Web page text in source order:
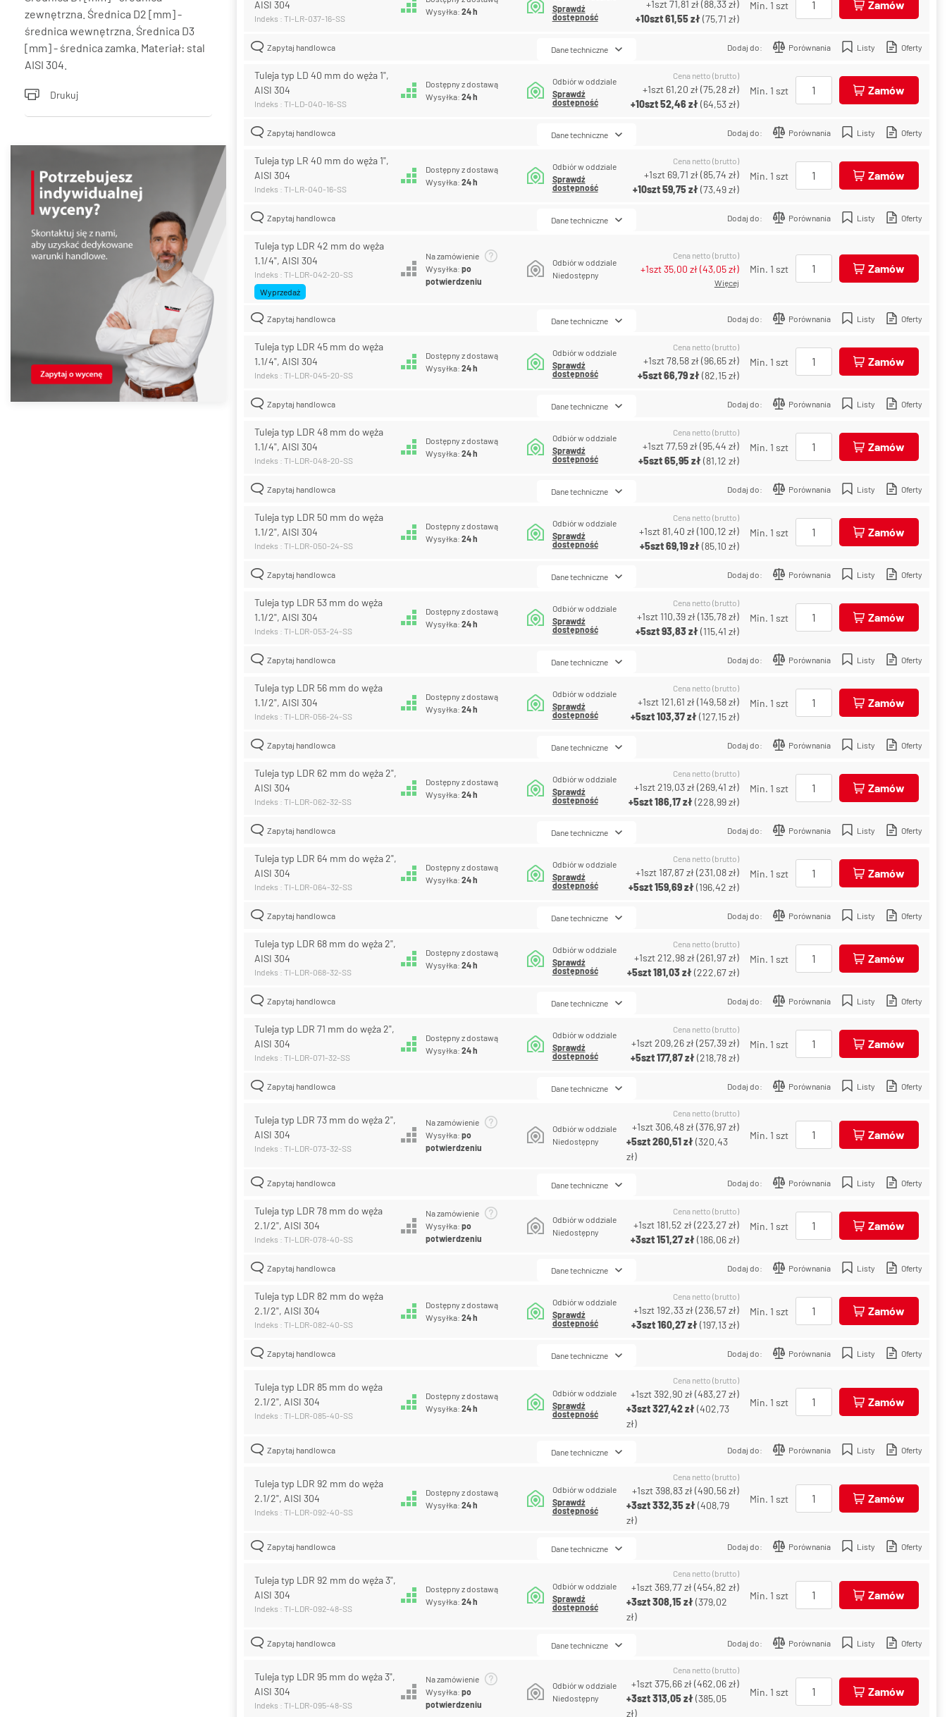
zewnętrzna. Średnica D2 [mm] -
średnica wewnętrzna. Średnica D3
[mm] - średnica zamka. Materiał: stal
AISI 304.
Drukuj
AISI 304
Indeks : TI-LR-037-16-SS
Wysyłka:24 h
Sprawdź
dostępność
+1szt71,81 zł(88,33 zł)
+10szt61,55 zł(75,71 zł)
Min. 1 szt Zamów
Zapytaj handlowca Dodaj do: Porównania Listy Oferty
Dane techniczne
Tuleja typ LD 40 mm do węża 1",
AISI 304
Indeks : TI-LD-040-16-SS
Dostępny z dostawą
Wysyłka:24 h
Odbiór w oddziale
Sprawdź
dostępność
Cena netto (brutto)
+1szt 61,20 zł(75,28 zł)
+10szt52,46 zł(64,53 zł)
Min. 1 szt Zamów
Zapytaj handlowca Dodaj do: Porównania Listy Oferty
Dane techniczne
Tuleja typ LR 40 mm do węża 1",
AISI 304
Indeks : TI-LR-040-16-SS
Dostępny z dostawą
Wysyłka:24 h
Odbiór w oddziale
Sprawdź
dostępność
Cena netto (brutto)
+1szt 69,71 zł(85,74 zł)
+10szt59,75 zł(73,49 zł)
Min. 1 szt Zamów
Zapytaj handlowca Dodaj do: Porównania Listy Oferty
Dane techniczne
Tuleja typ LDR 42 mm do węża
1.1/4", AISI 304
Indeks : TI-LDR-042-20-SS
Wyprzedaż
Na zamówienie
Wysyłka:po
potwierdzeniu
Odbiór w oddziale
Niedostępny
Cena netto (brutto)
+1szt35,00 zł(43,05 zł)
Więcej
Min. 1 szt Zamów
Zapytaj handlowca Dodaj do: Porównania Listy Oferty
Dane techniczne
Tuleja typ LDR 45 mm do węża
1.1/4", AISI 304
Indeks : TI-LDR-045-20-SS
Dostępny z dostawą
Wysyłka:24 h
Odbiór w oddziale
Sprawdź
dostępność
Cena netto (brutto)
+1szt78,58 zł(96,65 zł)
+5szt66,79 zł(82,15 zł)
Min. 1 szt Zamów
Zapytaj handlowca Dodaj do: Porównania Listy Oferty
Dane techniczne
Tuleja typ LDR 48 mm do węża
1.1/4", AISI 304
Indeks : TI-LDR-048-20-SS
Dostępny z dostawą
Wysyłka:24 h
Odbiór w oddziale
Sprawdź
dostępność
Cena netto (brutto)
+1szt77,59 zł(95,44 zł)
+5szt65,95 zł(81,12 zł)
Min. 1 szt Zamów
Zapytaj handlowca Dodaj do: Porównania Listy Oferty
Dane techniczne
Tuleja typ LDR 50 mm do węża
1.1/2", AISI 304
Indeks : TI-LDR-050-24-SS
Dostępny z dostawą
Wysyłka:24 h
Odbiór w oddziale
Sprawdź
dostępność
Cena netto (brutto)
+1szt 81,40 zł(100,12 zł)
+5szt69,19 zł(85,10 zł)
Min. 1 szt Zamów
Zapytaj handlowca Dodaj do: Porównania Listy Oferty
Dane techniczne
Tuleja typ LDR 53 mm do węża
1.1/2", AISI 304
Indeks : TI-LDR-053-24-SS
Dostępny z dostawą
Wysyłka:24 h
Odbiór w oddziale
Sprawdź
dostępność
Cena netto (brutto)
+1szt 110,39 zł(135,78 zł)
+5szt93,83 zł(115,41 zł)
Min. 1 szt Zamów
Zapytaj handlowca Dodaj do: Porównania Listy Oferty
Dane techniczne
Tuleja typ LDR 56 mm do węża
1.1/2", AISI 304
Indeks : TI-LDR-056-24-SS
Dostępny z dostawą
Wysyłka:24 h
Odbiór w oddziale
Sprawdź
dostępność
Cena netto (brutto)
+1szt 121,61 zł(149,58 zł)
+5szt103,37 zł(127,15 zł)
Min. 1 szt Zamów
Zapytaj handlowca Dodaj do: Porównania Listy Oferty
Dane techniczne
Tuleja typ LDR 62 mm do węża 2",
AISI 304
Indeks : TI-LDR-062-32-SS
Dostępny z dostawą
Wysyłka:24 h
Odbiór w oddziale
Sprawdź
dostępność
Cena netto (brutto)
+1szt219,03 zł(269,41 zł)
+5szt186,17 zł(228,99 zł)
Min. 1 szt Zamów
Zapytaj handlowca Dodaj do: Porównania Listy Oferty
Dane techniczne
Tuleja typ LDR 64 mm do węża 2",
AISI 304
Indeks : TI-LDR-064-32-SS
Dostępny z dostawą
Wysyłka:24 h
Odbiór w oddziale
Sprawdź
dostępność
Cena netto (brutto)
+1szt 187,87 zł(231,08 zł)
+5szt159,69 zł(196,42 zł)
Min. 1 szt Zamów
Zapytaj handlowca Dodaj do: Porównania Listy Oferty
Dane techniczne
Tuleja typ LDR 68 mm do węża 2",
AISI 304
Indeks : TI-LDR-068-32-SS
Dostępny z dostawą
Wysyłka:24 h
Odbiór w oddziale
Sprawdź
dostępność
Cena netto (brutto)
+1szt212,98 zł(261,97 zł)
+5szt181,03 zł(222,67 zł)
Min. 1 szt Zamów
Zapytaj handlowca Dodaj do: Porównania Listy Oferty
Dane techniczne
Tuleja typ LDR 71 mm do węża 2",
AISI 304
Indeks : TI-LDR-071-32-SS
Dostępny z dostawą
Wysyłka:24 h
Odbiór w oddziale
Sprawdź
dostępność
Cena netto (brutto)
+1szt209,26 zł(257,39 zł)
+5szt177,87 zł(218,78 zł)
Min. 1 szt Zamów
Zapytaj handlowca Dodaj do: Porównania Listy Oferty
Dane techniczne
Tuleja typ LDR 73 mm do węża 2",
AISI 304
Indeks : TI-LDR-073-32-SS
Na zamówienie
Wysyłka:po
potwierdzeniu
Odbiór w oddziale
Niedostępny
Cena netto (brutto)
+1szt306,48 zł(376,97 zł)
+5szt260,51 zł(320,43
zł)
Min. 1 szt Zamów
Zapytaj handlowca Dodaj do: Porównania Listy Oferty
Dane techniczne
Tuleja typ LDR 78 mm do węża
2.1/2", AISI 304
Indeks : TI-LDR-078-40-SS
Na zamówienie
Wysyłka:po
potwierdzeniu
Odbiór w oddziale
Niedostępny
Cena netto (brutto)
+1szt 181,52 zł(223,27 zł)
+3szt151,27 zł(186,06 zł)
Min. 1 szt Zamów
Zapytaj handlowca Dodaj do: Porównania Listy Oferty
Dane techniczne
Tuleja typ LDR 82 mm do węża
2.1/2", AISI 304
Indeks : TI-LDR-082-40-SS
Dostępny z dostawą
Wysyłka:24 h
Odbiór w oddziale
Sprawdź
dostępność
Cena netto (brutto)
+1szt 192,33 zł(236,57 zł)
+3szt160,27 zł(197,13 zł)
Min. 1 szt Zamów
Zapytaj handlowca Dodaj do: Porównania Listy Oferty
Dane techniczne
Tuleja typ LDR 85 mm do węża
2.1/2", AISI 304
Indeks : TI-LDR-085-40-SS
Dostępny z dostawą
Wysyłka:24 h
Odbiór w oddziale
Sprawdź
dostępność
Cena netto (brutto)
+1szt392,90 zł(483,27 zł)
+3szt327,42 zł(402,73
zł)
Min. 1 szt Zamów
Zapytaj handlowca Dodaj do: Porównania Listy Oferty
Dane techniczne
Tuleja typ LDR 92 mm do węża
2.1/2", AISI 304
Indeks : TI-LDR-092-40-SS
Dostępny z dostawą
Wysyłka:24 h
Odbiór w oddziale
Sprawdź
dostępność
Cena netto (brutto)
+1szt398,83 zł(490,56 zł)
+3szt332,35 zł(408,79
zł)
Min. 1 szt Zamów
Zapytaj handlowca Dodaj do: Porównania Listy Oferty
Dane techniczne
Tuleja typ LDR 92 mm do węża 3",
AISI 304
Indeks : TI-LDR-092-48-SS
Dostępny z dostawą
Wysyłka:24 h
Odbiór w oddziale
Sprawdź
dostępność
Cena netto (brutto)
+1szt369,77 zł(454,82 zł)
+3szt308,15 zł(379,02
zł)
Min. 1 szt Zamów
Zapytaj handlowca Dodaj do: Porównania Listy Oferty
Dane techniczne
Tuleja typ LDR 95 mm do węża 3",
AISI 304
Indeks : TI-LDR-095-48-SS
Na zamówienie
Wysyłka:po
potwierdzeniu
Odbiór w oddziale
Niedostępny
Cena netto (brutto)
+1szt375,66 zł(462,06 zł)
+3szt313,05 zł(385,05
zł)
Min. 1 szt Zamów